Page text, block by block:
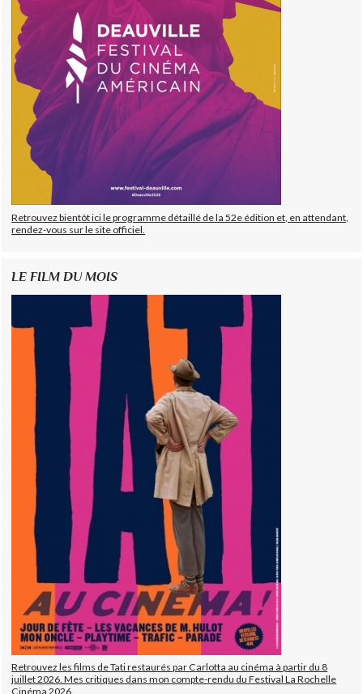
Retrouvez bientôt ici le programme détaillé de la 52e édition et, en attendant,
rendez-vous sur le site officiel.
LE FILM DU MOIS
Retrouvez les films de Tati restaurés par Carlotta au cinéma à partir du 8
juillet 2026. Mes critiques dans mon compte-rendu du Festival La Rochelle
Cinéma 2026.